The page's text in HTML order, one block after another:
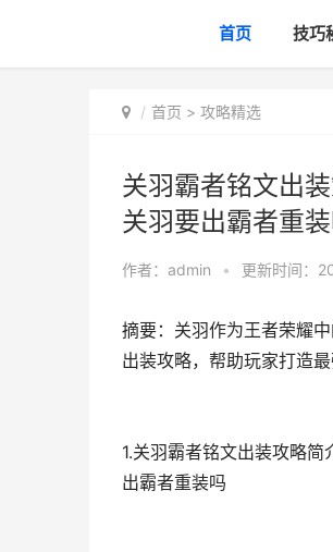
首页 技巧
首页 > 攻略精选
关羽霸者铭文出
关羽要出霸者重
作者： admin • 更新时间：
摘要：关羽作为王者荣耀
出装攻略，帮助玩家打造
1.关羽霸者铭文出装攻略
出霸者重装吗